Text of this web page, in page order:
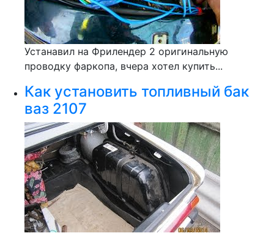
Устанавил на Фрилендер 2 оригинальную
проводку фаркопа, вчера хотел купить...
Как установить топливный бак
ваз 2107